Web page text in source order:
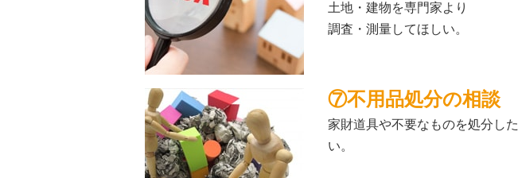
土地・建物を専門家より
調査・測量してほしい。
⑦不用品処分の相談
家財道具や不要なものを処分した
い。